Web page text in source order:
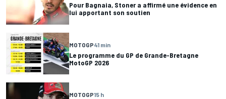
Pour Bagnaia, Stoner a affirmé une évidence en
lui apportant son soutien
MOTOGP41 min
Le programme du GP de Grande-Bretagne
MotoGP 2026
MOTOGP15 h